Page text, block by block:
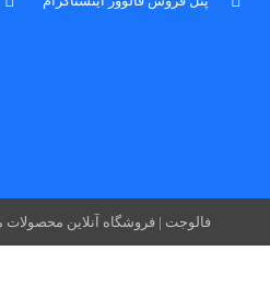
فالوجت | فروشگاه آنلاین محصولات